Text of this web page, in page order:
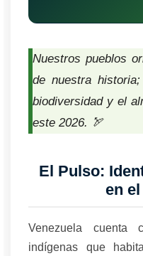
Nuestros pueblos
de nuestra
biodiversidad y el
este 2026. 🏹
El Pulso:
en
Venezuela
indígenas que